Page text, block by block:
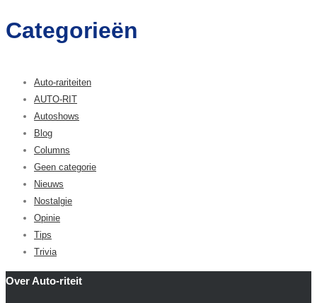
Categorieën
Auto-rariteiten
AUTO-RIT
Autoshows
Blog
Columns
Geen categorie
Nieuws
Nostalgie
Opinie
Tips
Trivia
Over Auto-riteit